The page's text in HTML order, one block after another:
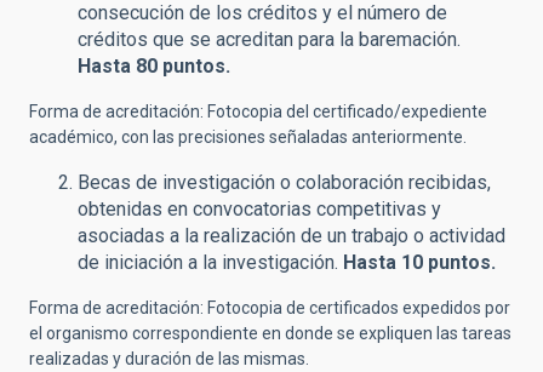
consecución de los créditos y el número de
créditos que se acreditan para la baremación.
Hasta 80 puntos.
Forma de acreditación: Fotocopia del certificado/expediente
académico, con las precisiones señaladas anteriormente.
Becas de investigación o colaboración recibidas,
obtenidas en convocatorias competitivas y
asociadas a la realización de un trabajo o actividad
de iniciación a la investigación. Hasta 10 puntos.
Forma de acreditación: Fotocopia de certificados expedidos por
el organismo correspondiente en donde se expliquen las tareas
realizadas y duración de las mismas.